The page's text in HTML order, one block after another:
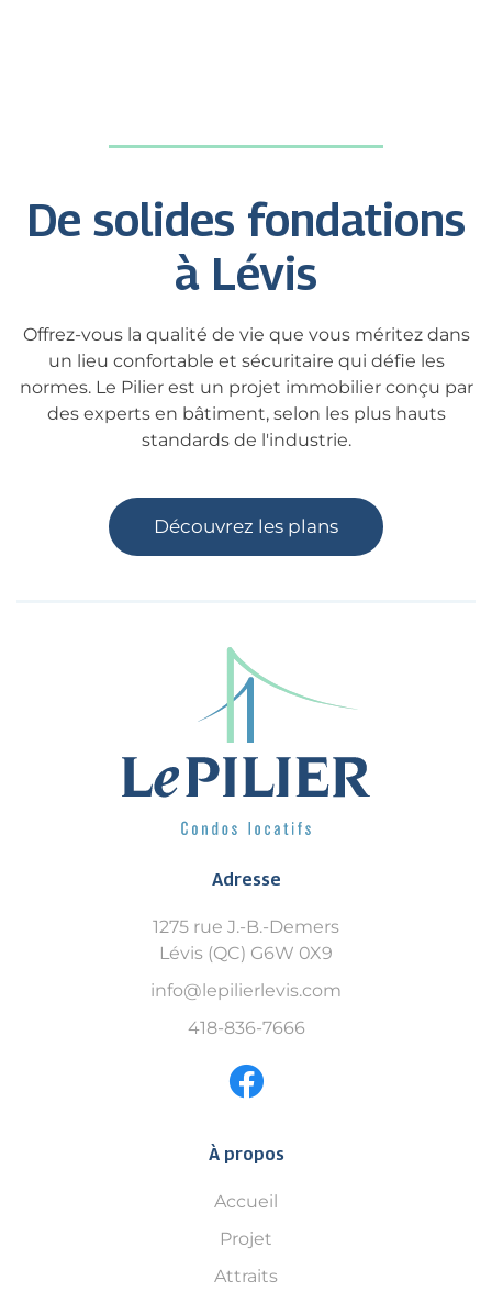
De solides fondations
à Lévis
Offrez-vous la qualité de vie que vous méritez dans
un lieu confortable et sécuritaire qui défie les
normes. Le Pilier est un projet immobilier conçu par
des experts en bâtiment, selon les plus hauts
standards de l'industrie.
Découvrez les plans
Adresse
1275 rue J.-B.-Demers
Lévis (QC) G6W 0X9
info@lepilierlevis.com
418-836-7666
À propos
Accueil
Projet
Attraits